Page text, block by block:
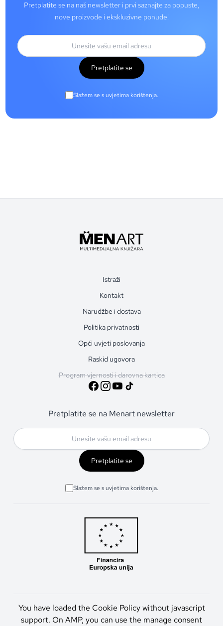
Pretplatite se na naš newsletter i prvi saznajte za popuste,
nove proizvode i ekskluzivne ponude!
Pretplatite se
Slažem se s uvjetima korištenja.
Istraži
Kontakt
Narudžbe i dostava
Politika privatnosti
Opći uvjeti poslovanja
Raskid ugovora
Program vjernosti i darovna kartica
Pretplatite se na Menart newsletter
Pretplatite se
Slažem se s uvjetima korištenja.
You have loaded the Cookie Policy without javascript
support. On AMP, you can use the manage consent